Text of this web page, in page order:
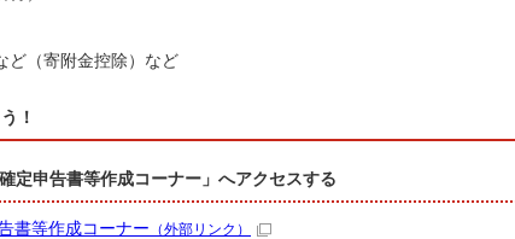
ど（寄附金控除）など
！
定申告書等作成コーナー」へアクセスする
書等作成コーナー （外部リンク）